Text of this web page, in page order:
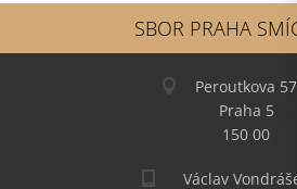
SBOR PRAHA
Peroutkova 57
Praha 5
150 00
Václav